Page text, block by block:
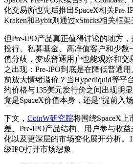
化交易所也先后推出SpaceX相关Pre-
Kraken和Bybit则通过xStocks相关框架
但Pre-IPO产品真正值得讨论的地方
投行、私募基金、高净值客户和少数
值分歧，变成普通用户也能观察和交
之出现：Pre-IPO到底是在降低普通
前放大情绪溢价？当Hyperliquid等平
约价格与135美元发行价之间出现明
竟是SpaceX价值本身，还是“提前入
下文， CoinW研究院将围绕SpaceX上
差、Pre-IPO产品结构、用户参与收
化以及更深层的市场变化展开分析。
级IPO打开市场想象